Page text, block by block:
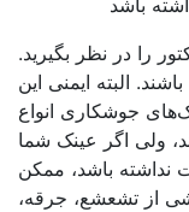
در نظر بگیرید.
البته ایمنی این
جوشکاری انواع
اگر عینک شما
باشد، ممکن
تشعشع، جرقه،